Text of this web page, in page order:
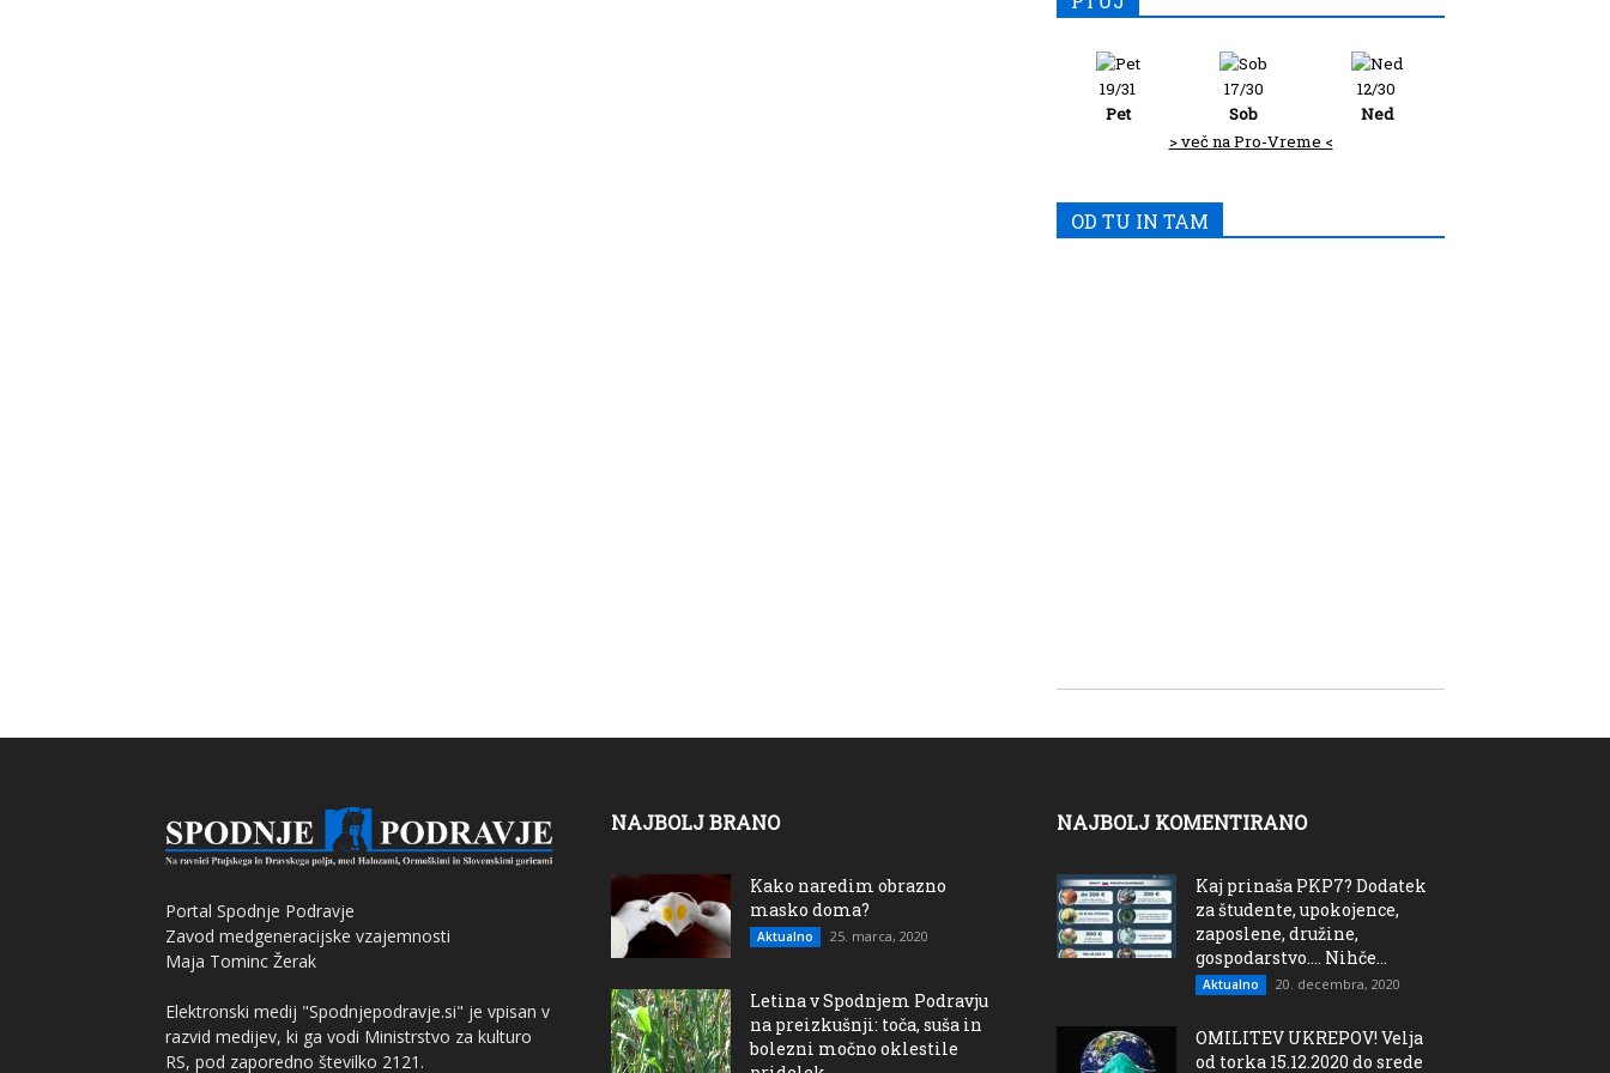
19/31
Pet
17/30
Sob
12/30
Ned
> več na Pro-Vreme <
OD TU IN TAM
Portal Spodnje Podravje
Zavod medgeneracijske vzajemnosti
Maja Tominc Žerak
Elektronski medij "Spodnjepodravje.si" je vpisan v
razvid medijev, ki ga vodi Ministrstvo za kulturo
RS, pod zaporedno številko 2121.
NAJBOLJ BRANO
Kako naredim obrazno
masko doma?
Aktualno 25. marca, 2020
Letina v Spodnjem Podravju
na preizkušnji: toča, suša in
bolezni močno oklestile
NAJBOLJ KOMENTIRANO
Kaj prinaša PKP7? Dodatek
za študente, upokojence,
zaposlene, družine,
gospodarstvo…. Nihče...
Aktualno 20. decembra, 2020
OMILITEV UKREPOV! Velja
od torka 15.12.2020 do srede